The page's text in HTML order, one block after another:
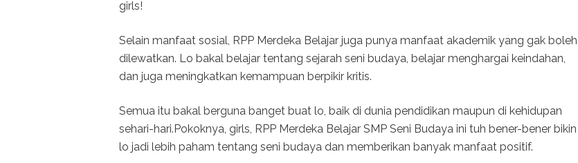
girls!
Selain manfaat sosial, RPP Merdeka Belajar juga punya manfaat akademik yang gak boleh
dilewatkan. Lo bakal belajar tentang sejarah seni budaya, belajar menghargai keindahan,
dan juga meningkatkan kemampuan berpikir kritis.
Semua itu bakal berguna banget buat lo, baik di dunia pendidikan maupun di kehidupan
sehari-hari.Pokoknya, girls, RPP Merdeka Belajar SMP Seni Budaya ini tuh bener-bener bikin
lo jadi lebih paham tentang seni budaya dan memberikan banyak manfaat positif.